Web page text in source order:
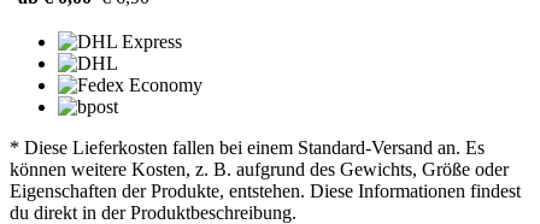
* Diese Lieferkosten fallen bei einem Standard-Versand an. Es
können weitere Kosten, z. B. aufgrund des Gewichts, Größe oder
Eigenschaften der Produkte, entstehen. Diese Informationen findest
du direkt in der Produktbeschreibung.